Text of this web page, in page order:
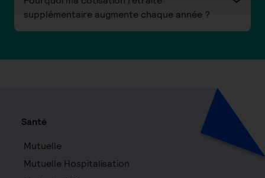
supplémentaire augmente chaque année ?
Santé
Mutuelle
Mutuelle Hospitalisation